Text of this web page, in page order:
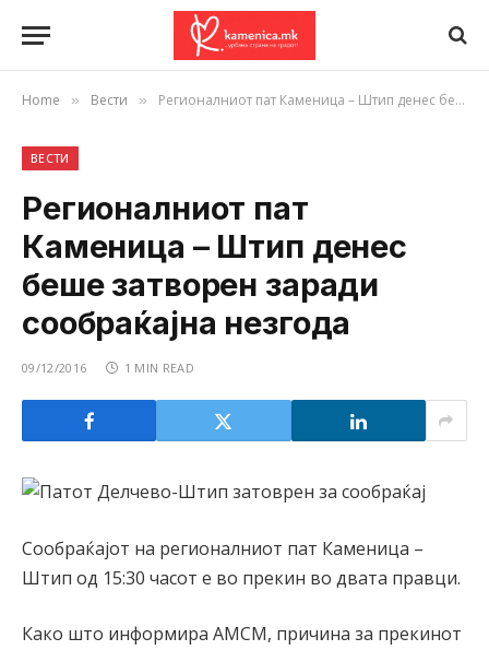
Home » Вести » Регионалниот пат Каменица – Штип денес беше затворен заради сообраќајна незгода
ВЕСТИ
Регионалниот пат
Каменица – Штип денес
беше затворен заради
сообраќајна незгода
09/12/2016 1 MIN READ
Сообраќајот на регионалниот пат Каменица –
Штип од 15:30 часот е во прекин во двата правци.
Како што информира АМСМ, причина за прекинот